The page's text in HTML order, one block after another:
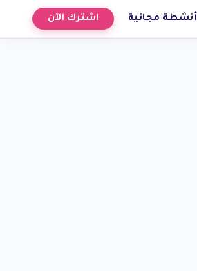
أنشطة مجانية اشترك الآن